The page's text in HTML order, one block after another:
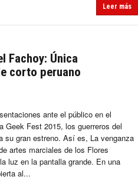
Leer más
Fachoy: Única
corto peruano
ante el público en el
Geek Fest 2015, los guerreros del
su gran estreno. Así es, La venganza
artes marciales de los Flores
luz en la pantalla grande. En una
al...